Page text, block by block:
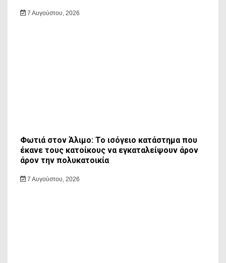
7 Αυγούστου, 2026
Φωτιά στον Άλιμο: Το ισόγειο κατάστημα που
έκανε τους κατοίκους να εγκαταλείψουν άρον
άρον την πολυκατοικία
7 Αυγούστου, 2026